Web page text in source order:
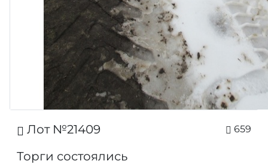
Лот №21409 659
Торги состоялись